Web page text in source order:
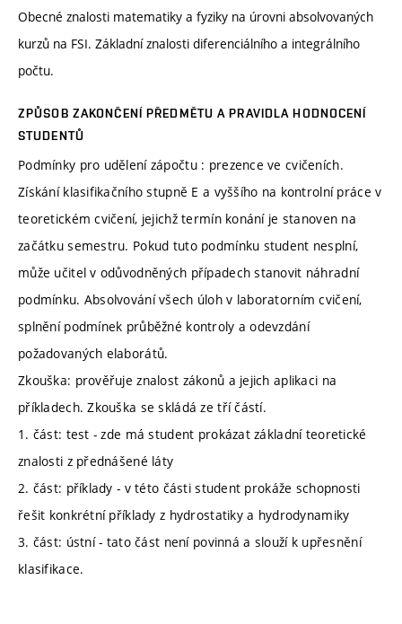
Obecné znalosti matematiky a fyziky na úrovni absolvovaných
kurzů na FSI. Základní znalosti diferenciálního a integrálního
počtu.
ZPŮSOB ZAKONČENÍ PŘEDMĚTU A PRAVIDLA HODNOCENÍ
STUDENTŮ
Podmínky pro udělení zápočtu : prezence ve cvičeních.
Získání klasifikačního stupně E a vyššího na kontrolní práce v
teoretickém cvičení, jejichž termín konání je stanoven na
začátku semestru. Pokud tuto podmínku student nesplní,
může učitel v odůvodněných případech stanovit náhradní
podmínku. Absolvování všech úloh v laboratorním cvičení,
splnění podmínek průběžné kontroly a odevzdání
požadovaných elaborátů.
Zkouška: prověřuje znalost zákonů a jejich aplikaci na
příkladech. Zkouška se skládá ze tří částí.
1. část: test - zde má student prokázat základní teoretické
znalosti z přednášené láty
2. část: příklady - v této části student prokáže schopnosti
řešit konkrétní příklady z hydrostatiky a hydrodynamiky
3. část: ústní - tato část není povinná a slouží k upřesnění
klasifikace.